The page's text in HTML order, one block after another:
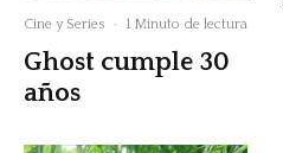
Cine y Series · 1 Minuto de lectura
Ghost cumple 30
años